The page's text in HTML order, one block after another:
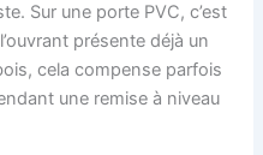
Sur une porte PVC, c’est
présente déjà un
cela compense parfois
une remise à niveau